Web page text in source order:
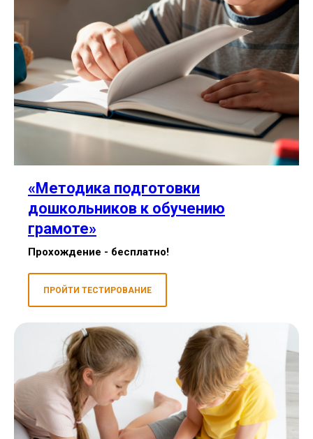
«Методика подготовки
дошкольников к обучению
грамоте»
Прохождение - бесплатно!
ПРОЙТИ ТЕСТИРОВАНИЕ